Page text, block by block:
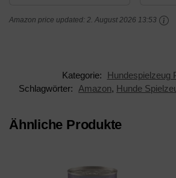
Amazon price updated: 2. August 2026 13:53
Kategorie:
Hundespielzeug
Schlagwörter:
Amazon, Hunde
Ähnliche Produkte